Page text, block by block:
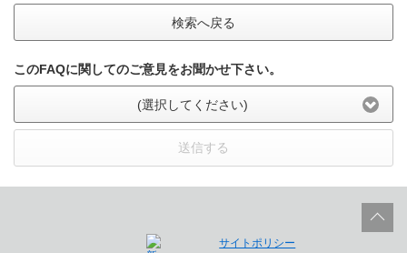
検索へ戻る
このFAQに関してのご意見をお聞かせ下さい。
(選択してください)
送信する
サイトポリシー